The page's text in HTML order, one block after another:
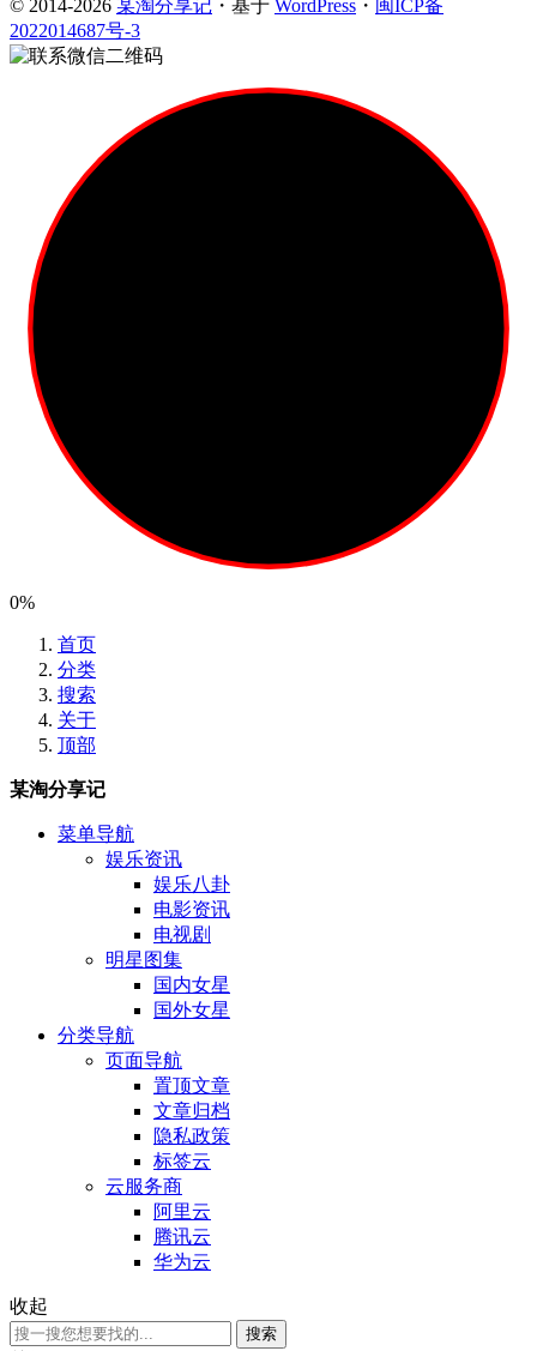
© 2014-2026 某淘分享记 ・基于 WordPress ・ 闽ICP备
2022014687号-3
0%
首页
分类
搜索
关于
顶部
某淘分享记
菜单导航
娱乐资讯
娱乐八卦
电影资讯
电视剧
明星图集
国内女星
国外女星
分类导航
页面导航
置顶文章
文章归档
隐私政策
标签云
云服务商
阿里云
腾讯云
华为云
收起